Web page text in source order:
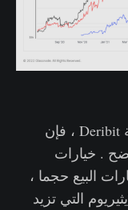
إذا نظرنا إلى عقود سبتمبر على منصة Deribit ، فإن
. خيارات
البيع حجما ،
التي تزيد